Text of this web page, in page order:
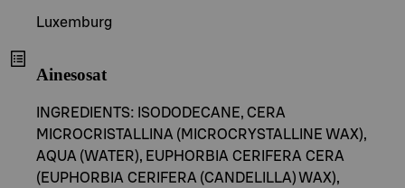
Luxemburg
Ainesosat
INGREDIENTS: ISODODECANE, CERA
MICROCRISTALLINA (MICROCRYSTALLINE WAX),
AQUA (WATER), EUPHORBIA CERIFERA CERA
(EUPHORBIA CERIFERA (CANDELILLA) WAX),